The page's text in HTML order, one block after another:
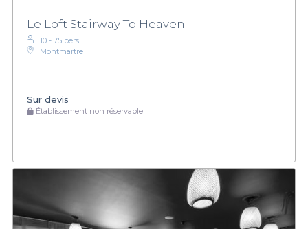
Le Loft Stairway To Heaven
10 - 75 pers.
Montmartre
Sur devis
Établissement non réservable